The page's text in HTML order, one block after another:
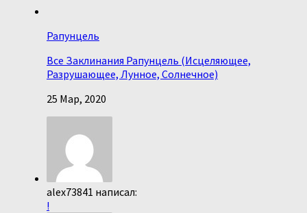
Рапунцель
Все Заклинания Рапунцель (Исцеляющее,
Разрушающее, Лунное, Солнечное)
25 Мар, 2020
alex73841 написал:
!